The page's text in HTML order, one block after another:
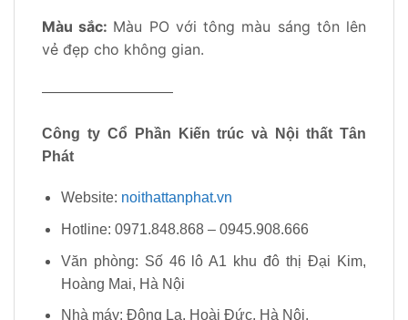
Màu sắc: Màu PO với tông màu sáng tôn lên
vẻ đẹp cho không gian.
—————————
Công ty Cổ Phần Kiến trúc và Nội thất Tân
Phát
Website: noithattanphat.vn
Hotline: 0971.848.868 – 0945.908.666
Văn phòng: Số 46 lô A1 khu đô thị Đại Kim,
Hoàng Mai, Hà Nội
Nhà máy: Đông La, Hoài Đức, Hà Nội.